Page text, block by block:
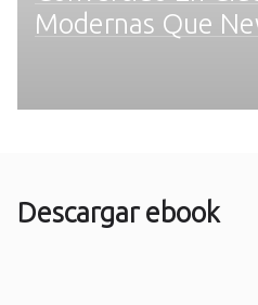
Modernas Que
Descargar ebook